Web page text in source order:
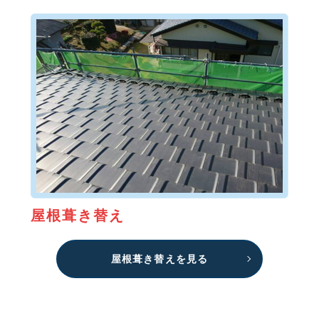
屋根葺き替え
屋根葺き替えを見る